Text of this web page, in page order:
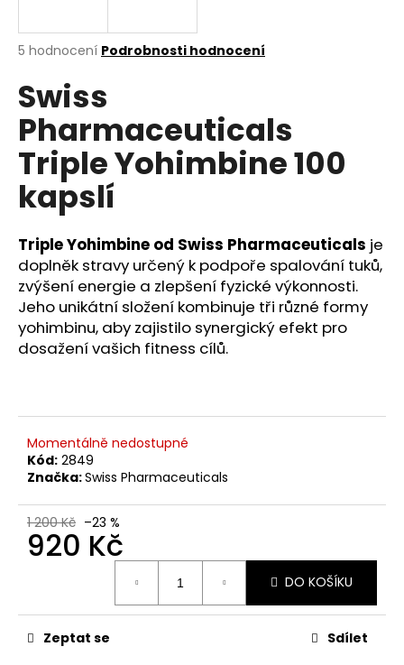
Průměrné
produktu
je
3,2
5
hvězdiček.
5 hodnocení Podrobnosti hodnocení
Swiss
Pharmaceuticals
Triple Yohimbine 100
kapslí
Triple Yohimbine od Swiss Pharmaceuticals je
doplněk stravy určený k podpoře spalování tuků,
zvýšení energie a zlepšení fyzické výkonnosti.
Jeho unikátní složení kombinuje tři různé formy
yohimbinu, aby zajistilo synergický efekt pro
dosažení vašich fitness cílů.
Momentálně nedostupné
Kód: 2849
Značka:Swiss Pharmaceuticals
1 200 Kč –23 %
920 Kč
DO KOŠÍKU
Zeptat se Sdílet
j
t
?
D
o
p
o
e
m
e
SWISS
PCT
120
KAPSÚL